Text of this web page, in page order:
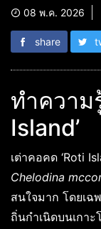
08 พ.ค. 2026
share
ทำความ
Island’
เต่าคอคด ‘Roti
Chelodina
สนใจมาก โดยเฉ
ถิ่นกำเนิดบนเกา